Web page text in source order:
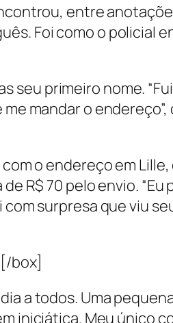
entre
Foi como o policial
primeiro nome.
mandar o
o endereço em Lille,
R$ 70 pelo envio. “Eu
surpresa que viu
[/box]
a todos. Uma
iniciática. Meu único